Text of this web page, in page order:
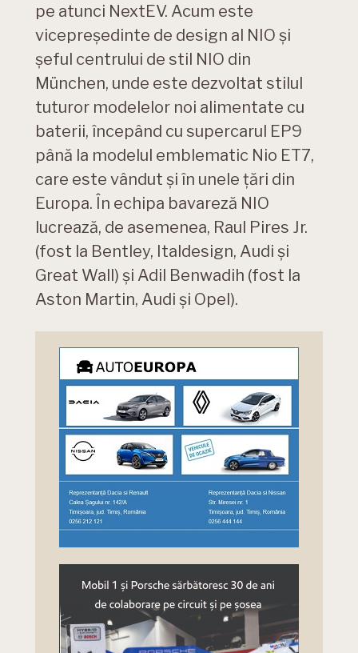
pe atunci NextEV. Acum este
vicepreședinte de design al NIO și
șeful centrului de stil NIO din
München, unde este dezvoltat stilul
tuturor modelelor noi alimentate cu
baterii, începând cu supercarul EP9
până la modelul emblematic Nio ET7,
care este vândut și în unele țări din
Europa. În echipa bavareză NIO
lucrează, de asemenea, Raul Pires Jr.
(fost la Bentley, Italdesign, Audi și
Great Wall) și Adil Benwadih (fost la
Aston Martin, Audi și Opel).